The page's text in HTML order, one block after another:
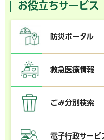
お役立ちサービス
防災ポータル
救急医療情報
ごみ分別検索
電子行政サービ